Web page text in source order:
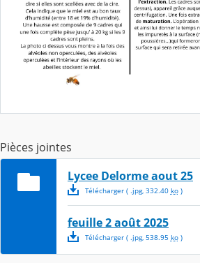
Pièces jointes
Lycee Delorme aout 25
Télécharger( .jpg, 332.40 ko)
feuille 2 août 2025
Télécharger( .jpg, 538.95 ko)